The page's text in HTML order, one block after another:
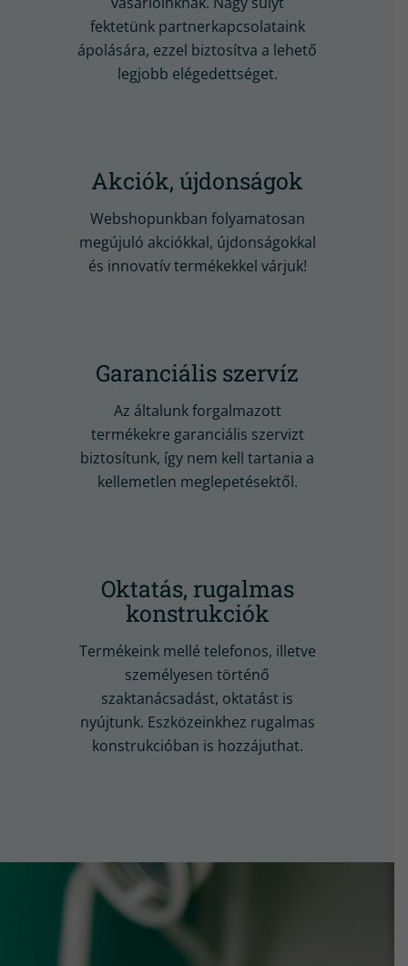
fektetünk partnerkapcsolataink
ápolására, ezzel biztosítva a lehető
legjobb elégedettséget.
Akciók, újdonságok
Webshopunkban folyamatosan
megújuló akciókkal, újdonságokkal
és innovatív termékekkel várjuk!
Garanciális szervíz
Az általunk forgalmazott
termékekre garanciális szervizt
biztosítunk, így nem kell tartania a
kellemetlen meglepetésektől.
Oktatás, rugalmas
konstrukciók
Termékeink mellé telefonos, illetve
személyesen történő
szaktanácsadást, oktatást is
nyújtunk. Eszközeinkhez rugalmas
konstrukcióban is hozzájuthat.